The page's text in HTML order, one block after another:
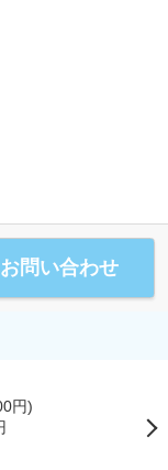
お問い合わせ
円)